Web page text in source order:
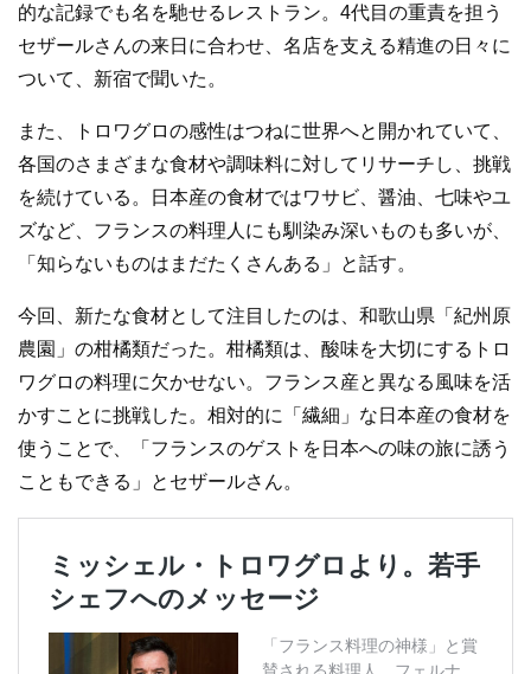
的な記録でも名を馳せるレストラン。4代目の重責を担う
セザールさんの来日に合わせ、名店を支える精進の日々に
ついて、新宿で聞いた。
また、トロワグロの感性はつねに世界へと開かれていて、
各国のさまざまな食材や調味料に対してリサーチし、挑戦
を続けている。日本産の食材ではワサビ、醤油、七味やユ
ズなど、フランスの料理人にも馴染み深いものも多いが、
「知らないものはまだたくさんある」と話す。
今回、新たな食材として注目したのは、和歌山県「紀州原
農園」の柑橘類だった。柑橘類は、酸味を大切にするトロ
ワグロの料理に欠かせない。フランス産と異なる風味を活
かすことに挑戦した。相対的に「繊細」な日本産の食材を
使うことで、「フランスのゲストを日本への味の旅に誘う
こともできる」とセザールさん。